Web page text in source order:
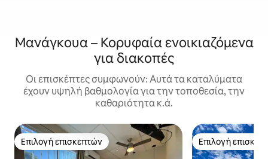
Μανάγκουα – Κορυφαία ενοικιαζόμενα
για διακοπές
Οι επισκέπτες συμφωνούν: Αυτά τα καταλύματα
έχουν υψηλή βαθμολογία για την τοποθεσία, την
καθαριότητα κ.ά.
Επιλογή επισκεπτών
Επιλογή επισκεπτών Επιλογή
Επιλογή